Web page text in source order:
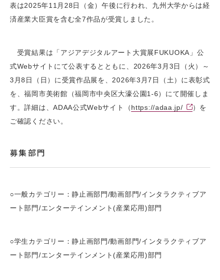
表は2025年11月28日（金）午後に行われ、九州大学からは経
済産業大臣賞を含む全7作品が受賞しました。
受賞結果は「アジアデジタルアート大賞展FUKUOKA」公
式Webサイトにて公表するとともに、2026年3月3日（火）～
3月8日（日）に受賞作品展を、2026年3月7日（土）に表彰式
を、福岡市美術館（福岡市中央区大濠公園1-6）にて開催しま
す。詳細は、ADAA公式Webサイト（https://adaa.jp/
）を
ご確認ください。
募集部門
○一般カテゴリー：静止画部門/動画部門/インタラクティブア
ート部門/エンターテインメント(産業応用)部門
○学生カテゴリー：静止画部門/動画部門/インタラクティブア
ート部門/エンターテインメント(産業応用)部門